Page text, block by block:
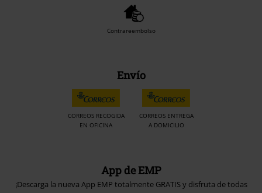
Contrareembolso
Envío
CORREOS RECOGIDA
EN OFICINA
CORREOS ENTREGA
A DOMICILIO
App de EMP
¡Descarga la nueva App EMP totalmente GRATIS y disfruta de todas